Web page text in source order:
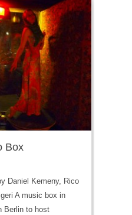
Box
Daniel Kemeny, Rico
A music box in
Berlin to host